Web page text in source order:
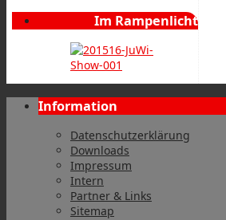
Im Rampenlicht
Information
Datenschutzerklärung
Downloads
Impressum
Intern
Partner & Links
Sitemap